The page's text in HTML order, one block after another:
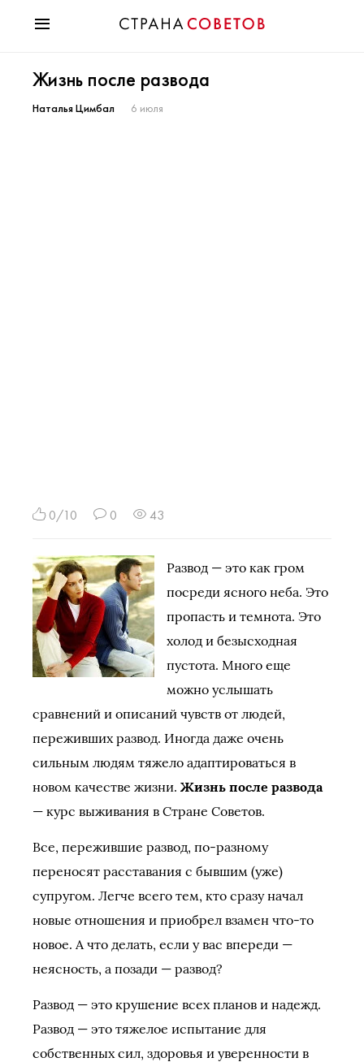
Мода
Звезды
Жизнь после развода
Наталья Цимбал 6 июля
0/10 0 43
Развод — это как гром
посреди ясного неба. Это
пропасть и темнота. Это
холод и безысходная
пустота. Много еще
можно услышать
сравнений и описаний чувств от людей,
переживших развод. Иногда даже очень
сильным людям тяжело адаптироваться в
новом качестве жизни. Жизнь после развода
— курс выживания в Стране Советов.
Все, пережившие развод, по-разному
переносят расставания с бывшим (уже)
супругом. Легче всего тем, кто сразу начал
новые отношения и приобрел взамен что-то
новое. А что делать, если у вас впереди —
неясность, а позади — развод?
Развод — это крушение всех планов и надежд.
Развод — это тяжелое испытание для
собственных сил, здоровья и уверенности в